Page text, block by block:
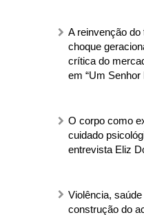
A reinvenção do
choque
crítica do
em “Um Senhor
O corpo como
cuidado
entrevista Eliz
Violência,
construção do